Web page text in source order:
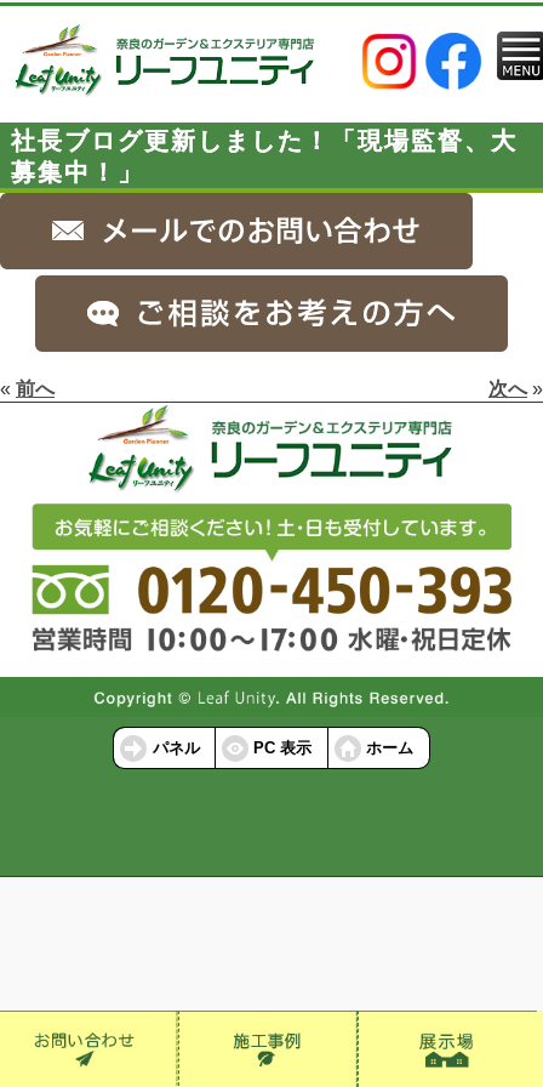
社長ブログ更新しました！「現場監督、大
募集中！」
« 前へ 次へ»
パネル PC 表示 ホーム